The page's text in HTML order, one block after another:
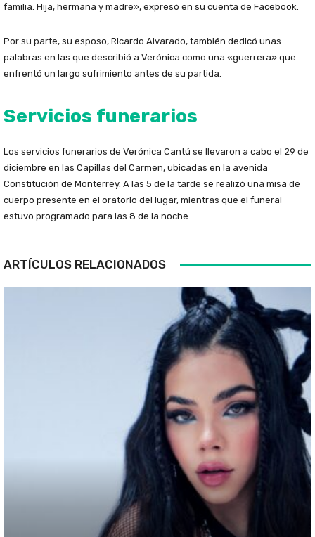
familia. Hija, hermana y madre», expresó en su cuenta de Facebook.
Por su parte, su esposo, Ricardo Alvarado, también dedicó unas
palabras en las que describió a Verónica como una «guerrera» que
enfrentó un largo sufrimiento antes de su partida.
Servicios funerarios
Los servicios funerarios de Verónica Cantú se llevaron a cabo el 29 de
diciembre en las Capillas del Carmen, ubicadas en la avenida
Constitución de Monterrey. A las 5 de la tarde se realizó una misa de
cuerpo presente en el oratorio del lugar, mientras que el funeral
estuvo programado para las 8 de la noche.
ARTÍCULOS RELACIONADOS